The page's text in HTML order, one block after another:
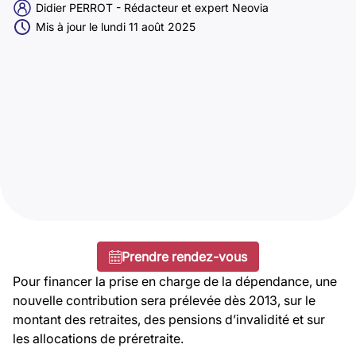
Didier PERROT - Rédacteur et expert Neovia
Mis à jour le lundi 11 août 2025
Prendre rendez-vous
Pour financer la prise en charge de la dépendance, une
nouvelle contribution sera prélevée dès 2013, sur le
montant des retraites, des pensions d’invalidité et sur
les allocations de préretraite.